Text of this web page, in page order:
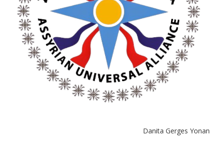
Danita Gerges Yonan